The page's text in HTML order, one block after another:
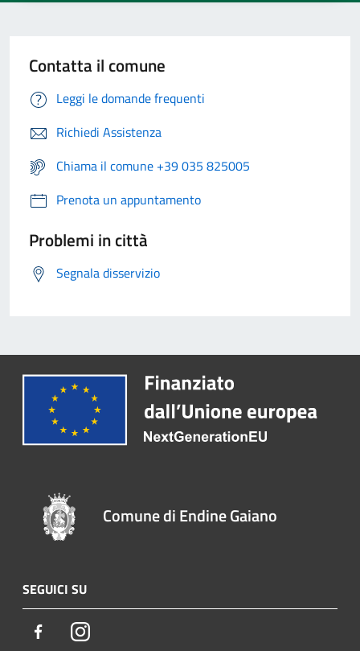
Contatta il comune
Leggi le domande frequenti
Richiedi Assistenza
Chiama il comune +39 035 825005
Prenota un appuntamento
Problemi in città
Segnala disservizio
Comune di Endine Gaiano
SEGUICI SU
FacebookInstagram